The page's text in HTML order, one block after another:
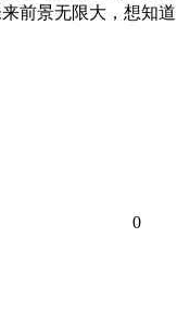
前景无限大，想知道
0